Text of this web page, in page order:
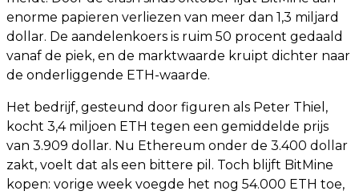
enorme papieren verliezen van meer dan 1,3 miljard
dollar. De aandelenkoers is ruim 50 procent gedaald
vanaf de piek, en de marktwaarde kruipt dichter naar
de onderliggende ETH-waarde.
Het bedrijf, gesteund door figuren als Peter Thiel,
kocht 3,4 miljoen ETH tegen een gemiddelde prijs
van 3.909 dollar. Nu Ethereum onder de 3.400 dollar
zakt, voelt dat als een bittere pil. Toch blijft BitMine
kopen: vorige week voegde het nog 54.000 ETH toe,